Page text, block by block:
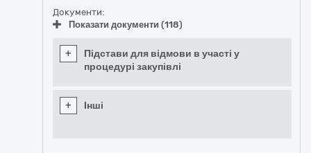
Документи:
Показати документи (118)
+
Підстави для відмови в участі у
процедурі закупівлі
+ Інші